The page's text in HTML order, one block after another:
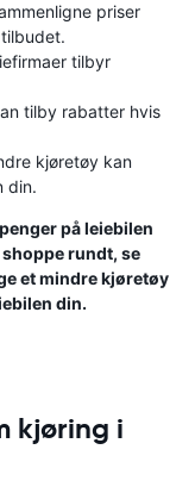
priser
tilbyr
tilby rabatter hvis
kjøretøy kan
din.
på leiebilen
rundt, se
et mindre kjøretøy
din.
kjøring i